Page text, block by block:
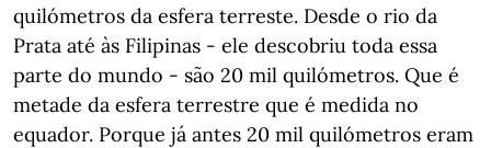
quilómetros da esfera terreste. Desde o rio da
Prata até às Filipinas - ele descobriu toda essa
parte do mundo - são 20 mil quilómetros. Que é
metade da esfera terrestre que é medida no
equador. Porque já antes 20 mil quilómetros eram